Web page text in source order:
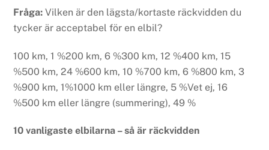
Fråga:Vilken är den lägsta/kortaste räckvidden du
tycker är acceptabel för en elbil?
100 km, 1 %200 km, 6 %300 km, 12 %400 km, 15
%500 km, 24 %600 km, 10 %700 km, 6 %800 km, 3
%900 km, 1%1000 km eller längre, 5 %Vet ej, 16
%500 km eller längre (summering), 49 %
10 vanligaste elbilarna – så är räckvidden